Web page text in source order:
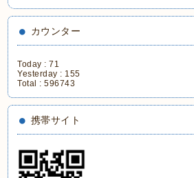
カウンター
Today :71
Yesterday : 155
Total :596743
携帯サイト